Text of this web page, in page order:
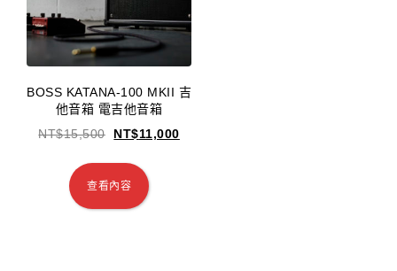
BOSS KATANA-100 MKII 吉
他音箱 電吉他音箱
NT$15,500 NT$11,000
查看內容